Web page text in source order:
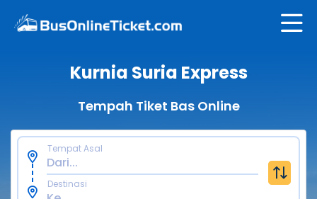
Kurnia Suria Express
Tempah Tiket Bas Online
Tempat Asal
Destinasi